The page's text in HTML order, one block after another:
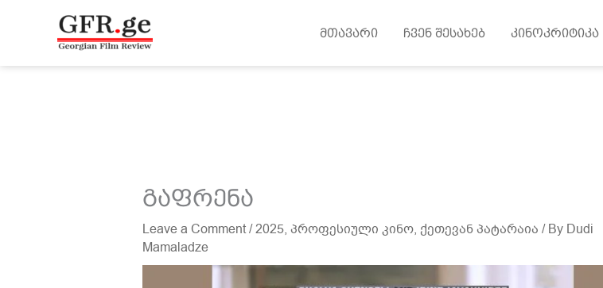
გადასვლა
მთავარი ჩვენ შესახებ კინოკრიტიკა
გაფრენა
Leave a Comment/2025, პროფესიული კინო, ქეთევან პატარაია / By Dudi
Mamaladze